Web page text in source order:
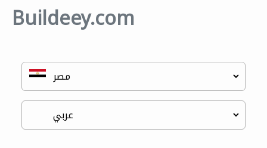
Buildeey.com